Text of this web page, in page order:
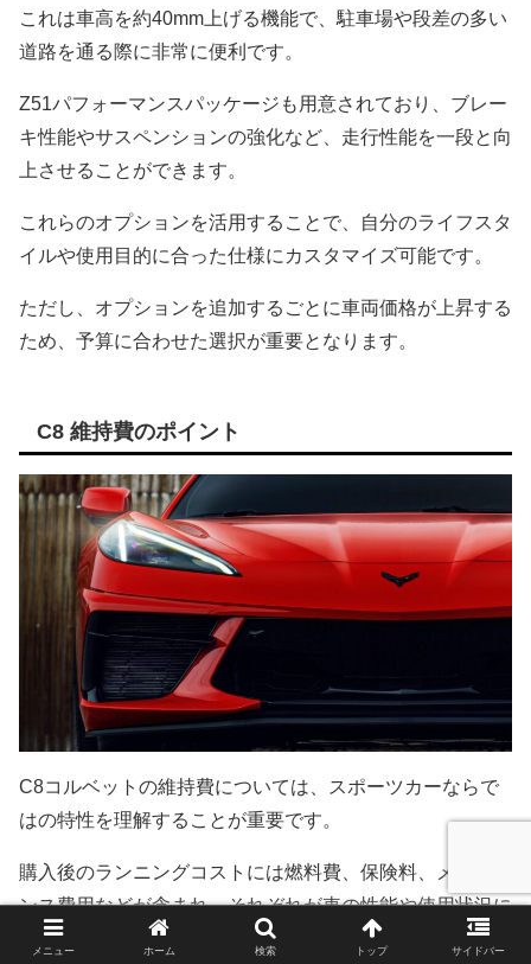
これは車高を約40mm上げる機能で、駐車場や段差の多い
道路を通る際に非常に便利です。
Z51パフォーマンスパッケージも用意されており、ブレー
キ性能やサスペンションの強化など、走行性能を一段と向
上させることができます。
これらのオプションを活用することで、自分のライフスタ
イルや使用目的に合った仕様にカスタマイズ可能です。
ただし、オプションを追加するごとに車両価格が上昇する
ため、予算に合わせた選択が重要となります。
C8 維持費のポイント
C8コルベットの維持費については、スポーツカーならで
はの特性を理解することが重要です。
購入後のランニングコストには燃料費、保険料、メンテナ
ンス費用などが含まれ、それぞれが車の性能や使用状況に
よって異なります。
メニュー ホーム 検索 トップ サイドバー